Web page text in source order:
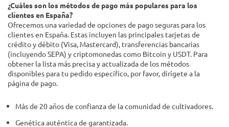
¿Cuáles son los métodos de pago más populares para los
clientes en España?
Ofrecemos una variedad de opciones de pago seguras para los
clientes en España. Estas incluyen las principales tarjetas de
crédito y débito (Visa, Mastercard), transferencias bancarias
(incluyendo SEPA) y criptomonedas como Bitcoin y USDT. Para
obtener la lista más precisa y actualizada de los métodos
disponibles para tu pedido específico, por favor, dirígete a la
página de pago.
Más de 20 años de confianza de la comunidad de cultivadores.
Genética auténtica de garantizada.